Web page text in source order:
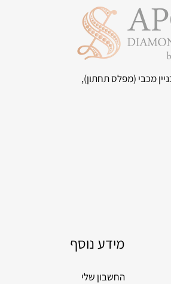
(מפלס תחתון),
מידע נוסף
החשבון שלי